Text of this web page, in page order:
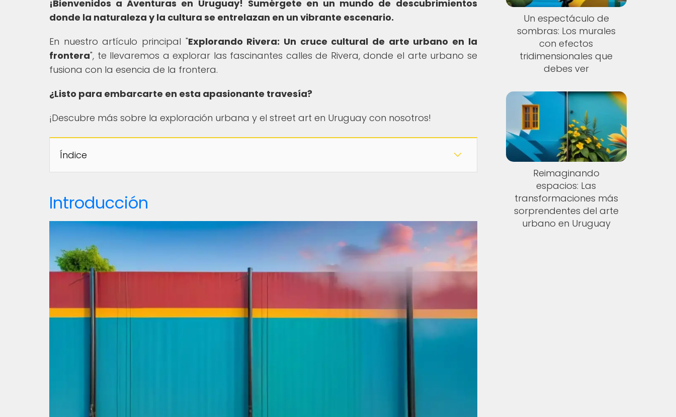
¡Bienvenidos a Aventuras en Uruguay! Sumérgete en un mundo de descubrimientos
donde la naturaleza y la cultura se entrelazan en un vibrante escenario.
En nuestro artículo principal "Explorando Rivera: Un cruce cultural de arte urbano en la
frontera", te llevaremos a explorar las fascinantes calles de Rivera, donde el arte urbano se
fusiona con la esencia de la frontera.
¿Listo para embarcarte en esta apasionante travesía?
¡Descubre más sobre la exploración urbana y el street art en Uruguay con nosotros!
Índice
Introducción
Un espectáculo de
sombras: Los murales
con efectos
tridimensionales que
debes ver
Reimaginando
espacios: Las
transformaciones más
sorprendentes del arte
urbano en Uruguay